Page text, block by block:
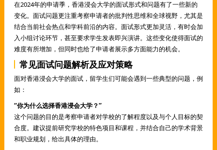
在2024年的申请季，香港浸会大学的面试形式和问题有了一些新的
变化。面试问题更注重考察申请者的批判性思维和全球视野，尤其是
结合当前社会热点和学科前沿的内容。面试形式更加灵活，有时会加
入小组讨论环节，甚至要求学生发表即兴演讲。这些变化使得面试的
难度有所增加，但同时也给了申请者展示多方面能力的机会。
常见面试问题解析及应对策略
面对香港浸会大学的面试，留学生们可能会遇到一些典型的问题，例
如：
“你为什么选择香港浸会大学？”
这个问题的目的是考察申请者对学校的了解程度以及与个人目标的契
合度。建议提前研究学校的特色项目和课程，并结合自己的学术背景
和职业规划，给出具体的理由。